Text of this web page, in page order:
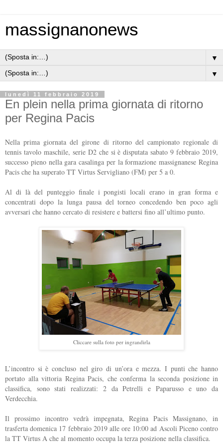
massignanonews
▼
▼
lunedì 11 febbraio 2019
En plein nella prima giornata di ritorno
per Regina Pacis
Nella prima giornata del girone di ritorno del campionato regionale di
tennis tavolo maschile, serie D2 che si è disputata sabato 9 febbraio 2019,
successo pieno nella gara casalinga per la formazione massignanese Regina
Pacis che ha superato TT Virtus Servigliano (FM) per 5 a 0.
Al di là del punteggio finale i pongisti locali erano in gran forma e
concentrati dopo la lunga pausa del torneo concedendo ben poco agli
avversari che hanno cercato di resistere e battersi fino all’ultimo punto.
Cliccare sulla foto per ingrandirla
L’incontro si è concluso nel giro di un’ora e mezza. I punti che hanno
portato alla vittoria Regina Pacis, che conferma la seconda posizione in
classifica, sono stati realizzati: 2 da Petrelli e Paparusso e uno da
Verdecchia.
Il prossimo incontro vedrà impegnata, Regina Pacis Massignano, in
trasferta domenica 17 febbraio 2019 alle ore 10:00 ad Ascoli Piceno contro
la TT Virtus A che al momento occupa la terza posizione nella classifica.